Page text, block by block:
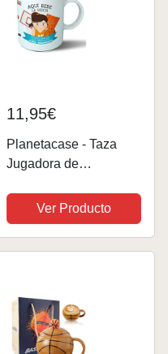
11,95€
Planetacase - Taza
Jugadora de
Original Deportes -
Taza Desayuno Apta
para Microondas y
Jugadora Baloncesto
Ver Producto